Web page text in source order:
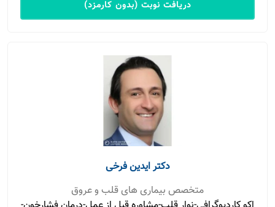
دریافت نوبت (بدون کارمزد)
دکتر ایدین فرخی
متخصص بیماری های قلب و عروق